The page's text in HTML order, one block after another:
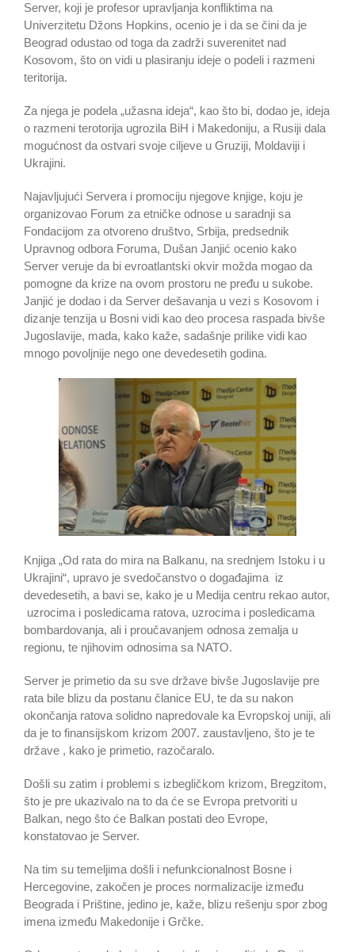
Server, koji je profesor upravljanja konfliktima na
Univerzitetu Džons Hopkins, ocenio je i da se čini da je
Beograd odustao od toga da zadrži suverenitet nad
Kosovom, što on vidi u plasiranju ideje o podeli i razmeni
teritorija.
Za njega je podela „užasna ideja“, kao što bi, dodao je, ideja
o razmeni terotorija ugrozila BiH i Makedoniju, a Rusiji dala
mogućnost da ostvari svoje ciljeve u Gruziji, Moldaviji i
Ukrajini.
Najavljujući Servera i promociju njegove knjige, koju je
organizovao Forum za etničke odnose u saradnji sa
Fondacijom za otvoreno društvo, Srbija, predsednik
Upravnog odbora Foruma, Dušan Janjić ocenio kako
Server veruje da bi evroatlantski okvir možda mogao da
pomogne da krize na ovom prostoru ne pređu u sukobe.
Janjić je dodao i da Server dešavanja u vezi s Kosovom i
dizanje tenzija u Bosni vidi kao deo procesa raspada bivše
Jugoslavije, mada, kako kaže, sadašnje prilike vidi kao
mnogo povoljnije nego one devedesetih godina.
Knjiga „Od rata do mira na Balkanu, na srednjem Istoku i u
Ukrajini“, upravo je svedočanstvo o događajima iz
devedesetih, a bavi se, kako je u Medija centru rekao autor,
uzrocima i posledicama ratova, uzrocima i posledicama
bombardovanja, ali i proučavanjem odnosa zemalja u
regionu, te njihovim odnosima sa NATO.
Server je primetio da su sve države bivše Jugoslavije pre
rata bile blizu da postanu članice EU, te da su nakon
okončanja ratova solidno napredovale ka Evropskoj uniji, ali
da je to finansijskom krizom 2007. zaustavljeno, što je te
države , kako je primetio, razočaralo.
Došli su zatim i problemi s izbegličkom krizom, Bregzitom,
što je pre ukazivalo na to da će se Evropa pretvoriti u
Balkan, nego što će Balkan postati deo Evrope,
konstatovao je Server.
Na tim su temeljima došli i nefunkcionalnost Bosne i
Hercegovine, zakočen je proces normalizacije između
Beograda i Prištine, jedino je, kaže, blizu rešenju spor zbog
imena između Makedonije i Grčke.